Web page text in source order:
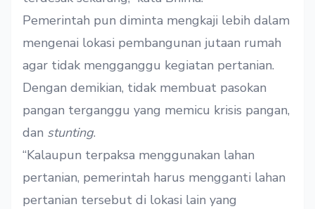
Pemerintah pun diminta mengkaji lebih dalam
mengenai lokasi pembangunan jutaan rumah
agar tidak mengganggu kegiatan pertanian.
Dengan demikian, tidak membuat pasokan
pangan terganggu yang memicu krisis pangan,
dan stunting.
“Kalaupun terpaksa menggunakan lahan
pertanian, pemerintah harus mengganti lahan
pertanian tersebut di lokasi lain yang